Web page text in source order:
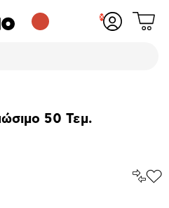
Δες
50 Τεμ.